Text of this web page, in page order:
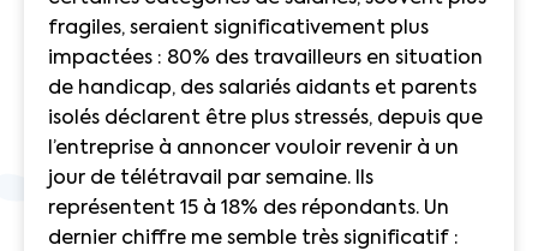
fragiles, seraient significativement plus
impactées : 80% des travailleurs en situation
de handicap, des salariés aidants et parents
isolés déclarent être plus stressés, depuis que
l’entreprise à annoncer vouloir revenir à un
jour de télétravail par semaine. Ils
représentent 15 à 18% des répondants. Un
dernier chiffre me semble très significatif :